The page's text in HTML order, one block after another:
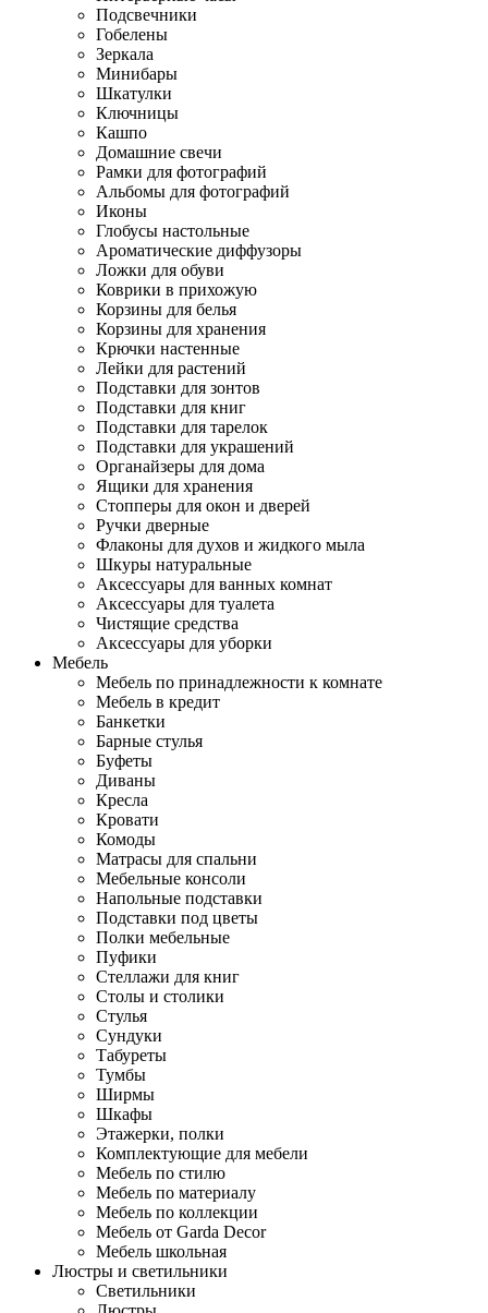
Подсвечники
Гобелены
Зеркала
Минибары
Шкатулки
Ключницы
Кашпо
Домашние свечи
Рамки для фотографий
Альбомы для фотографий
Иконы
Глобусы настольные
Ароматические диффузоры
Ложки для обуви
Коврики в прихожую
Корзины для белья
Корзины для хранения
Крючки настенные
Лейки для растений
Подставки для зонтов
Подставки для книг
Подставки для тарелок
Подставки для украшений
Органайзеры для дома
Ящики для хранения
Стопперы для окон и дверей
Ручки дверные
Флаконы для духов и жидкого мыла
Шкуры натуральные
Аксессуары для ванных комнат
Аксессуары для туалета
Чистящие средства
Аксессуары для уборки
Мебель
Мебель по принадлежности к комнате
Мебель в кредит
Банкетки
Барные стулья
Буфеты
Диваны
Кресла
Кровати
Комоды
Матрасы для спальни
Мебельные консоли
Напольные подставки
Подставки под цветы
Полки мебельные
Пуфики
Стеллажи для книг
Столы и столики
Стулья
Сундуки
Табуреты
Тумбы
Ширмы
Шкафы
Этажерки, полки
Комплектующие для мебели
Мебель по стилю
Мебель по материалу
Мебель по коллекции
Мебель от Garda Decor
Мебель школьная
Люстры и светильники
Светильники